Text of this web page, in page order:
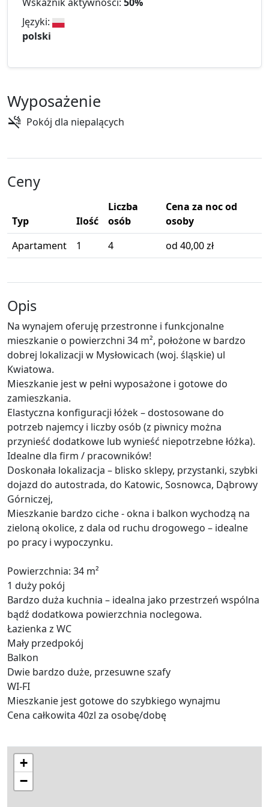
Języki:
polski
Wyposażenie
Pokój dla niepalących
Ceny
Typ Ilość
Liczba
osób
Cena za noc od
osoby
Apartament
1 4 od 40,00 zł
Opis
Na wynajem oferuję przestronne i funkcjonalne
mieszkanie o powierzchni 34 m², położone w bardzo
dobrej lokalizacji w Mysłowicach (woj. śląskie) ul
Kwiatowa.
Mieszkanie jest w pełni wyposażone i gotowe do
zamieszkania.
Elastyczna konfiguracji łóżek – dostosowane do
potrzeb najemcy i liczby osób (z piwnicy można
przynieść dodatkowe lub wynieść niepotrzebne łóżka).
Idealne dla firm / pracowników!
Doskonała lokalizacja – blisko sklepy, przystanki, szybki
dojazd do autostrada, do Katowic, Sosnowca, Dąbrowy
Górniczej,
Mieszkanie bardzo ciche - okna i balkon wychodzą na
zieloną okolice, z dala od ruchu drogowego – idealne
po pracy i wypoczynku.
Powierzchnia: 34 m²
1 duży pokój
Bardzo duża kuchnia – idealna jako przestrzeń wspólna
bądź dodatkowa powierzchnia noclegowa.
Łazienka z WC
Mały przedpokój
Balkon
Dwie bardzo duże, przesuwne szafy
WI-FI
Mieszkanie jest gotowe do szybkiego wynajmu
Cena całkowita 40zl za osobę/dobę
+
−